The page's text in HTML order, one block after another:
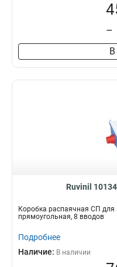
–
В
Ruvinil
Коробка распаячная СП для
прямоугольная, 8 вводов
Подробнее
Наличие: В наличии